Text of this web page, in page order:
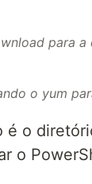
para a
o yum
é o
o